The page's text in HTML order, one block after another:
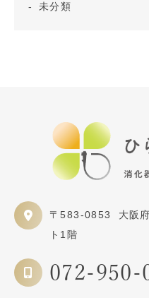
未分類
〒583-0853
大阪
ト1階
072-950-